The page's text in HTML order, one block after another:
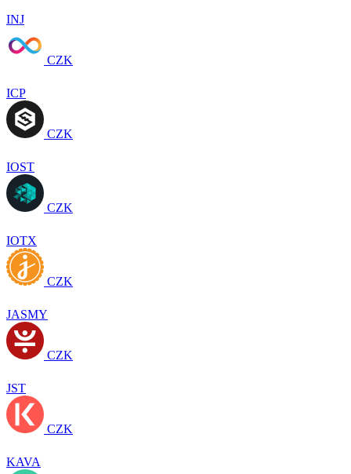
INJ
CZK
ICP
CZK
IOST
CZK
IOTX
CZK
JASMY
CZK
JST
CZK
KAVA